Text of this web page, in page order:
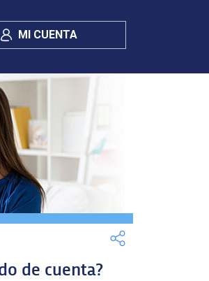
MI CUENTA
de cuenta?